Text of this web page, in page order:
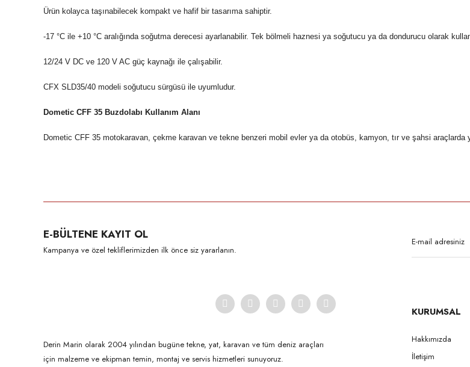
Ürün kolayca taşınabilecek kompakt ve hafif bir tasarıma sahiptir.
-17 °C ile +10 °C aralığında soğutma derecesi ayarlanabilir. Tek bölmeli haznesi ya soğutucu ya da dondurucu olarak
12/24 V DC ve 120 V AC güç kaynağı ile çalışabilir.
CFX SLD35/40 modeli soğutucu sürgüsü ile uyumludur.
Dometic CFF 35 Buzdolabı Kullanım Alanı
Dometic CFF 35 motokaravan, çekme karavan ve tekne benzeri mobil evler ya da otobüs, kamyon, tır ve şahsi araçlarda
Ürün açıklamasında eksik bilgiler bulunuyor.
Ürün bilgilerinde hatalar bulunuyor.
E-BÜLTENE KAYIT OL
Kampanya ve özel tekliflerimizden ilk önce siz yararlanın.
Derin Marin olarak 2004 yılından bugüne tekne, yat, karavan ve tüm deniz araçları
için malzeme ve ekipman temin, montaj ve servis hizmetleri sunuyoruz.
KURUMSAL
Hakkımızda
İletişim